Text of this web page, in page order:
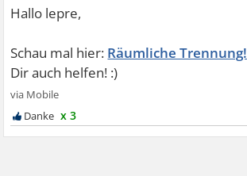
Räumliche Trennung!
x 3